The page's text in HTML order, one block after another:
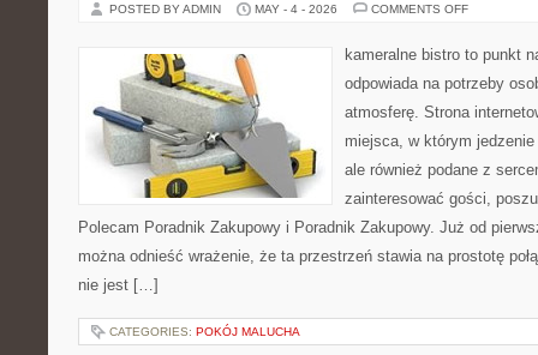
POSTED BY ADMIN MAY - 4 - 2026 COMMENTS OFFON
W
KUCHNI
kameralne bistro to punkt
odpowiada na potrzeby
atmosferę. Strona
miejsca, w którym
ale również podane z
zainteresować gości,
Polecam Poradnik Zakupowy i Poradnik Zakupowy. Już od
można odnieść wrażenie, że ta przestrzeń stawia na prostotę
nie jest […]
CATEGORIES: POKÓJ MALUCHA